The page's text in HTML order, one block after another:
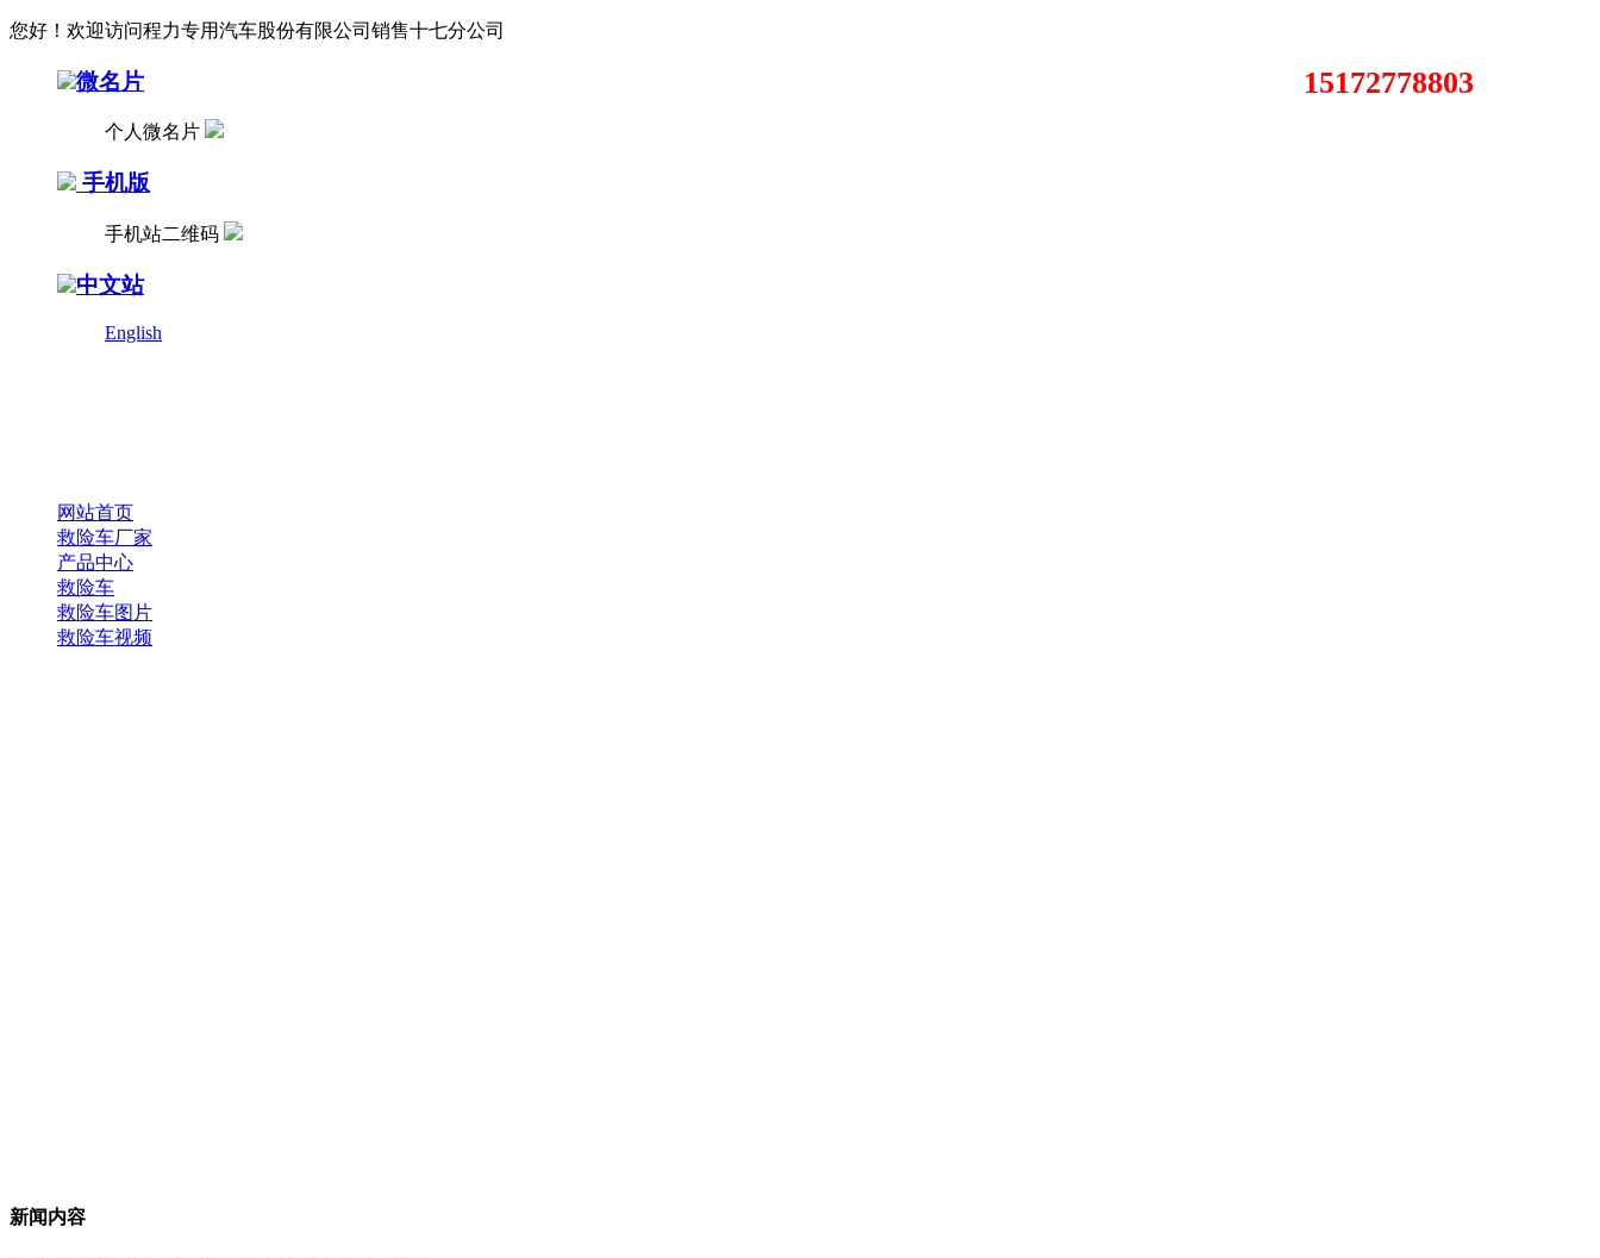
您好！欢迎访问程力专用汽车股份有限公司销售十七分公司
微名片
个人微名片
手机版
手机站二维码
中文站
English
15172778803
网站首页
救险车厂家
产品中心
救险车
救险车图片
救险车视频
新闻内容